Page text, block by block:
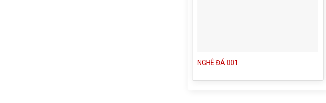
NGHÊ ĐÁ 001